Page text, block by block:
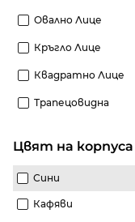
Овално Лице
Кръгло Лице
Квадратно Лице
Трапецовидна
Цвят на корпуса
Сини
Кафяви